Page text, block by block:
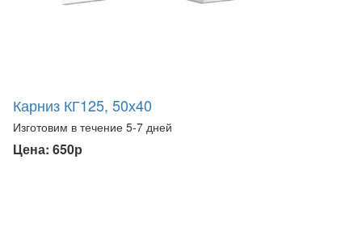
Карниз КГ125, 50х40
Изготовим в течение 5-7 дней
Цена: 650р